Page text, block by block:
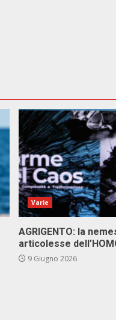
Varie
AGRIGENTO: la
articolesse
9 Giugno 2026